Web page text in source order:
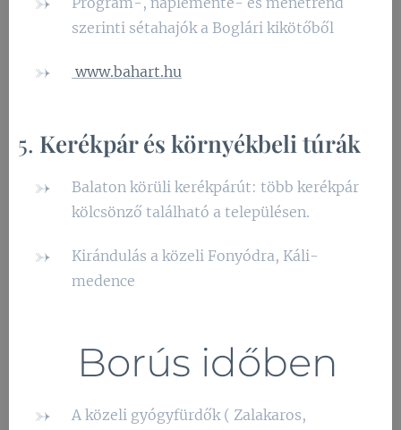
szerinti sétahajók a Boglári kikötőből
www.bahart.hu
5. Kerékpár és környékbeli túrák
Balaton körüli kerékpárút: több kerékpár
kölcsönző található a településen.
Kirándulás a közeli Fonyódra, Káli-
medence
🌧️ Borús időben
A közeli gyógyfürdők ( Zalakaros,